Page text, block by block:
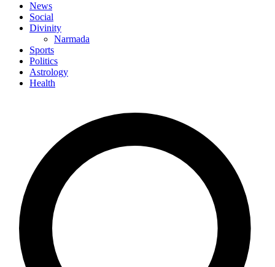
News
Social
Divinity
Narmada
Sports
Politics
Astrology
Health